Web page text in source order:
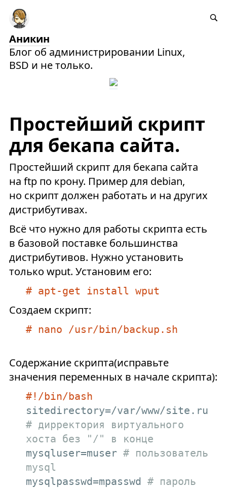
Аникин
Блог об администрировании Linux,
BSD и не только.
Простейший скрипт
для бекапа сайта.
Простейший скрипт для бекапа сайта
на ftp по крону. Пример для debian,
но скрипт должен работать и на других
дистрибутивах.
Всё что нужно для работы скрипта есть
в базовой поставке большинства
дистрибутивов. Нужно установить
только wput. Установим его:
# apt-get install wput
Создаем скрипт:
# nano /usr/bin/backup.sh
Содержание скрипта(исправьте
значения переменных в начале скрипта):
#!/bin/bash
# дирректория виртуального
хоста без "/" в конце
mysqluser=muser # пользователь
mysql
mysqlpasswd=mpasswd # пароль